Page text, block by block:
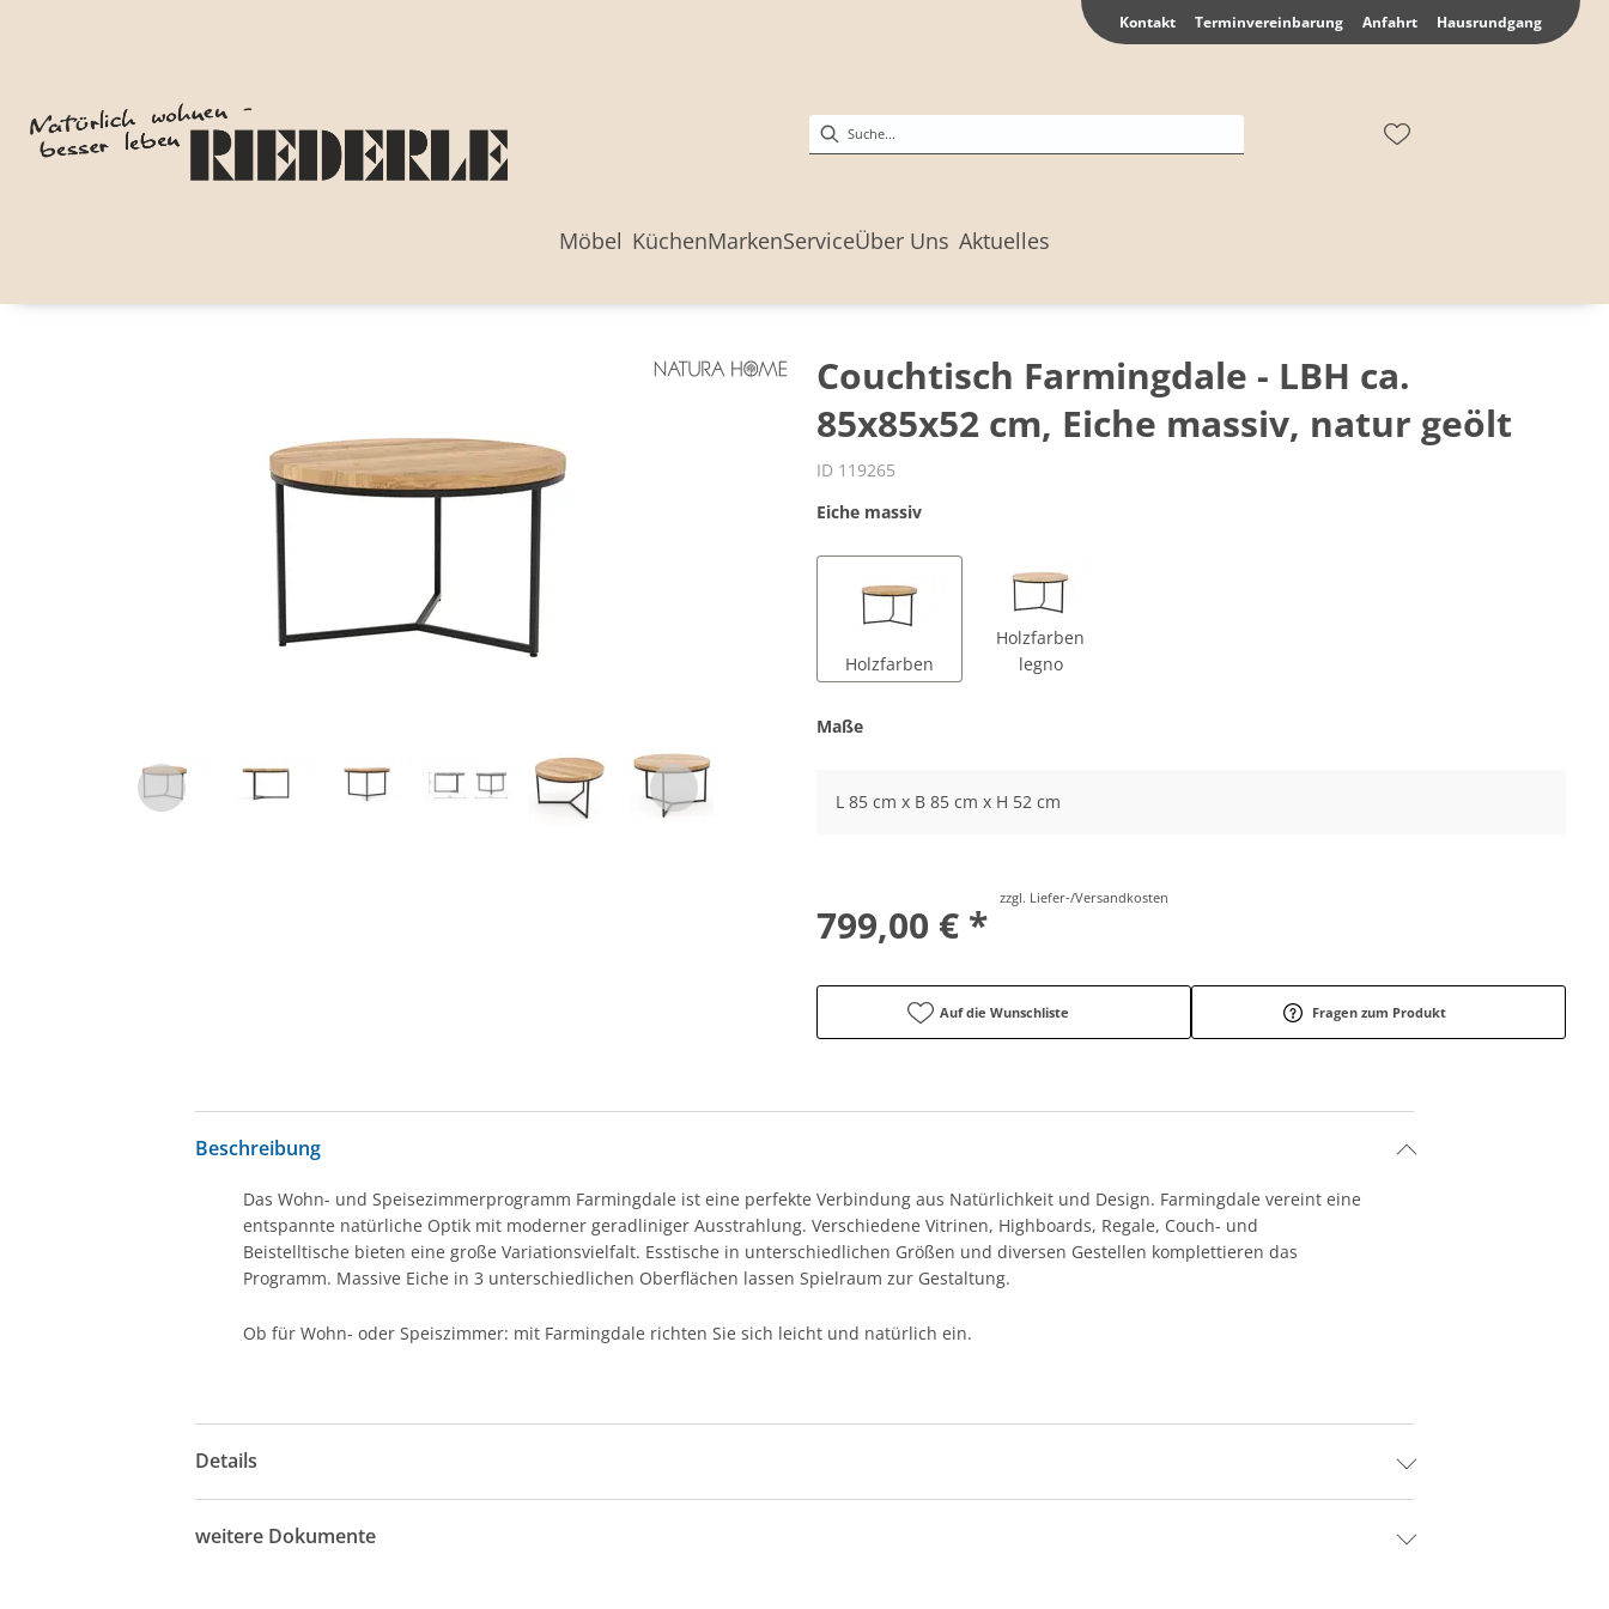
Kontakt Terminvereinbarung Anfahrt Hausrundgang
Möbel KüchenMarkenServiceÜber Uns Aktuelles
Couchtisch Farmingdale - LBH ca.
85x85x52 cm, Eiche massiv, natur geölt
ID 119265
Eiche massiv
Holzfarben
Holzfarben
legno
Maße
L 85 cm x B 85 cm x H 52 cm
799,00 € *
zzgl. Liefer-/Versandkosten
Auf die Wunschliste Fragen zum Produkt
Beschreibung
Das Wohn- und Speisezimmerprogramm Farmingdale ist eine perfekte Verbindung aus Natürlichkeit und Design. Farmingdale vereint eine
entspannte natürliche Optik mit moderner geradliniger Ausstrahlung. Verschiedene Vitrinen, Highboards, Regale, Couch- und
Beistelltische bieten eine große Variationsvielfalt. Esstische in unterschiedlichen Größen und diversen Gestellen komplettieren das
Programm. Massive Eiche in 3 unterschiedlichen Oberflächen lassen Spielraum zur Gestaltung.
Ob für Wohn- oder Speiszimmer: mit Farmingdale richten Sie sich leicht und natürlich ein.
Details
weitere Dokumente